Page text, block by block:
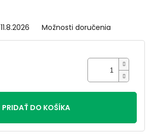
11.8.2026 Možnosti doručenia
PRIDAŤ DO KOŠÍKA